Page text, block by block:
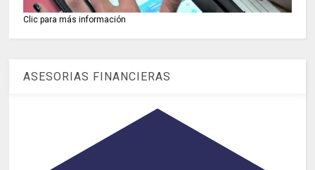
Clic para más información
ASESORIAS FINANCIERAS